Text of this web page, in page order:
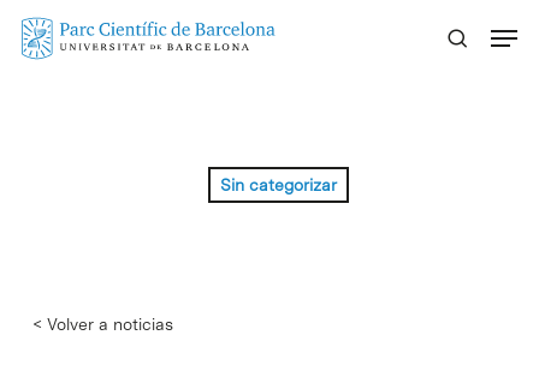
Skip
Sin categorizar
< Volver a noticias